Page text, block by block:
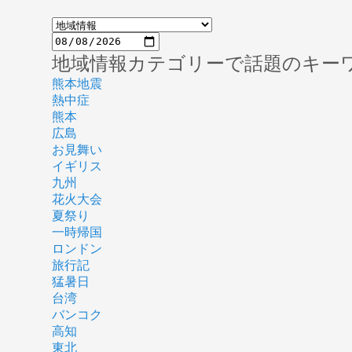
地域情報カテゴリーで話題のキー
熊本地震
熱中症
熊本
広島
お見舞い
イギリス
九州
花火大会
夏祭り
一時帰国
ロンドン
旅行記
猛暑日
台湾
バンコク
高知
東北